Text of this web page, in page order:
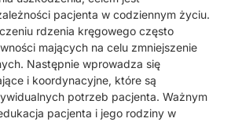
pacjenta w codziennym życiu.
rdzenia kręgowego często
mających na celu zmniejszenie
Następnie wprowadza się
i koordynacyjne, które są
potrzeb pacjenta. Ważnym
pacjenta i jego rodziny w